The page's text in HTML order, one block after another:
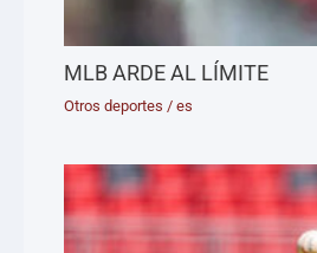
MLB ARDE AL LÍMITE
Otros deportes /es